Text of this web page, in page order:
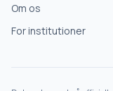
Om os
For institutioner